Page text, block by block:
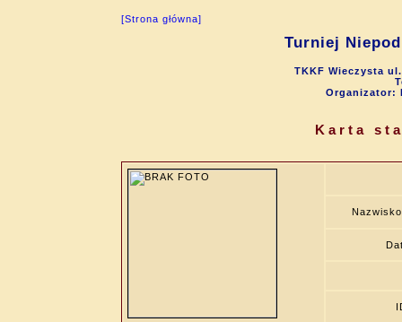
[Strona główna]
Turniej
TKKF Wieczysta
Organizator:
Karta